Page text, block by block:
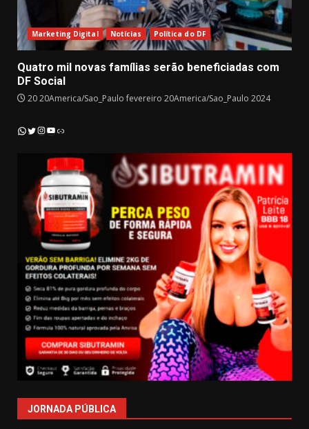
Marketing Digital Notícias Política do DF
Quatro mil novas famílias serão beneficiadas com
DF Social
20 20America/Sao_Paulo fevereiro 20America/Sao_Paulo 2024
WhatsApp
Twitter
Instagram
YouTube
Link
JORNADA PÚBLICA